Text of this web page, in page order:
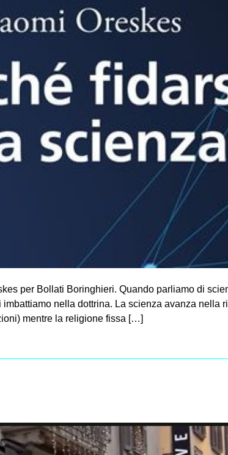
per Bollati Boringhieri. Quando parliamo di
nella dottrina. La scienza avanza nella
mentre la religione fissa […]